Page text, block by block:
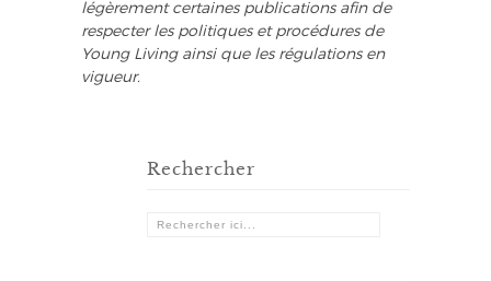
légèrement certaines publications afin de
respecter les politiques et procédures de
Young Living ainsi que les régulations en
vigueur.
Rechercher